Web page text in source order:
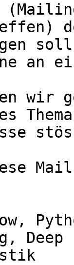
an
Deep